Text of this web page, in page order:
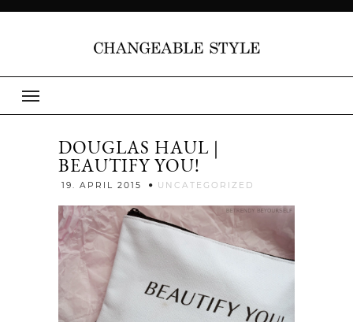
DOUGLAS HAUL |
BEAUTIFY YOU!
19. APRIL 2015 UNCATEGORIZED